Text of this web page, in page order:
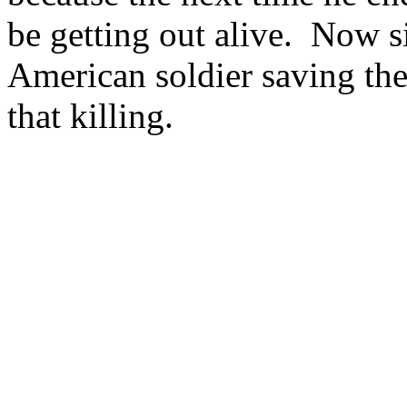
be getting out alive. Now
American soldier saving
that killing.